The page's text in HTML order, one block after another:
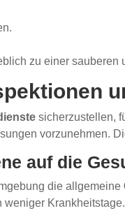
zu einer
sicherzustellen,
vorzunehmen.
auf die
die allgemeine